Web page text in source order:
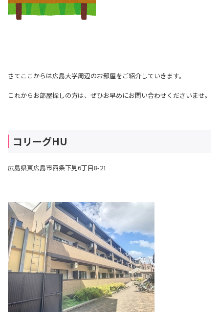
さてここからは広島大学周辺のお部屋をご紹介していきます。
これからお部屋探しの方は、ぜひお早めにお問い合わせくださいませ。
コリーグHU
広島県東広島市西条下見6丁目8-21